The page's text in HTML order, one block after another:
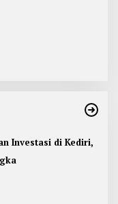
Investasi di Kediri,